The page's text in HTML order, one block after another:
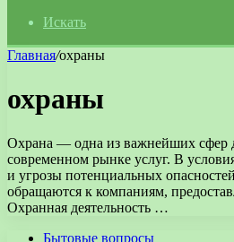
Искать
Главная/охраны
охраны
Охрана — одна из важнейших сфер
современном рынке услуг. В
и угрозы потенциальных
обращаются к компаниям,
Охранная деятельность …
Бытовые вопросы